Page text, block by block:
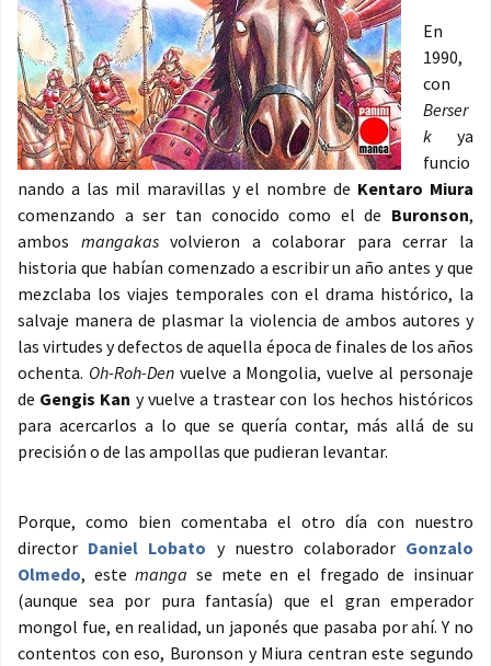
En
1990,
con
Berser
k ya
funcio
nando a las mil maravillas y el nombre de Kentaro Miura
comenzando a ser tan conocido como el de Buronson,
ambos mangakasvolvieron a colaborar para cerrar la
historia que habían comenzado a escribir un año antes y que
mezclaba los viajes temporales con el drama histórico, la
salvaje manera de plasmar la violencia de ambos autores y
las virtudes y defectos de aquella época de finales de los años
ochenta. Oh-Roh-Denvuelve a Mongolia, vuelve al personaje
de Gengis Kan y vuelve a trastear con los hechos históricos
para acercarlos a lo que se quería contar, más allá de su
precisión o de las ampollas que pudieran levantar.
Porque, como bien comentaba el otro día con nuestro
director Daniel Lobato y nuestro colaborador Gonzalo
Olmedo, estemanga se mete en el fregado de insinuar
(aunque sea por pura fantasía) que el gran emperador
mongol fue, en realidad, un japonés que pasaba por ahí. Y no
contentos con eso, Buronson y Miura centran este segundo